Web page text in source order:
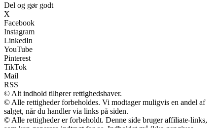
Del og gør godt
X
Facebook
Instagram
LinkedIn
YouTube
Pinterest
TikTok
Mail
RSS
© Alt indhold tilhører rettighedshaver.
© Alle rettigheder forbeholdes. Vi modtager muligvis en andel af
salget, når du handler via links på siden.
© Alle rettigheder er forbeholdt. Denne side bruger affiliate-links,